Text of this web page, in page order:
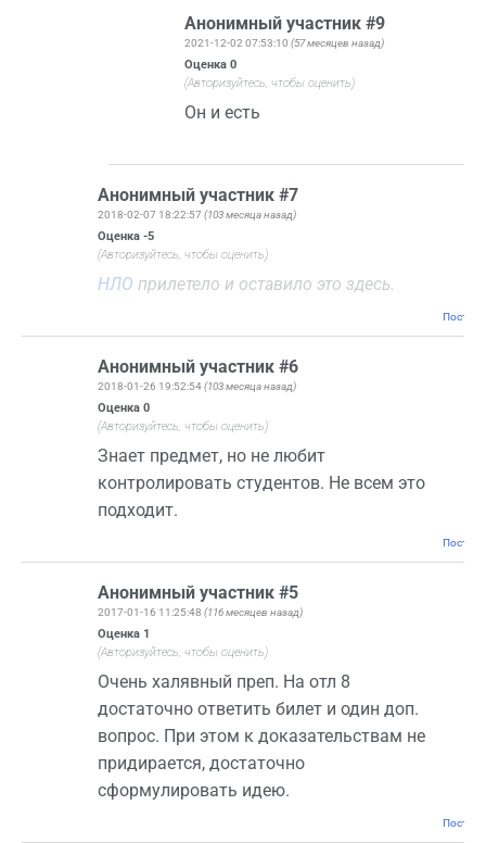
Анонимный участник #9
2021-12-02 07:53:10(57 месяцев назад)
Оценка0
(Авторизуйтесь, чтобы оценить)
Он и есть
Анонимный участник #7
2018-02-07 18:22:57 (103 месяца назад)
Оценка -5
(Авторизуйтесь, чтобы оценить)
НЛО прилетело и оставило это здесь.
Анонимный участник #6
2018-01-26 19:52:54(103 месяца назад)
Оценка 0
(Авторизуйтесь, чтобы оценить)
Знает предмет, но не любит
контролировать студентов. Не всем это
подходит.
Анонимный участник #5
2017-01-16 11:25:48 (116 месяцев назад)
Оценка 1
(Авторизуйтесь, чтобы оценить)
Очень халявный преп. На отл 8
достаточно ответить билет и один доп.
вопрос. При этом к доказательствам не
придирается, достаточно
сформулировать идею.